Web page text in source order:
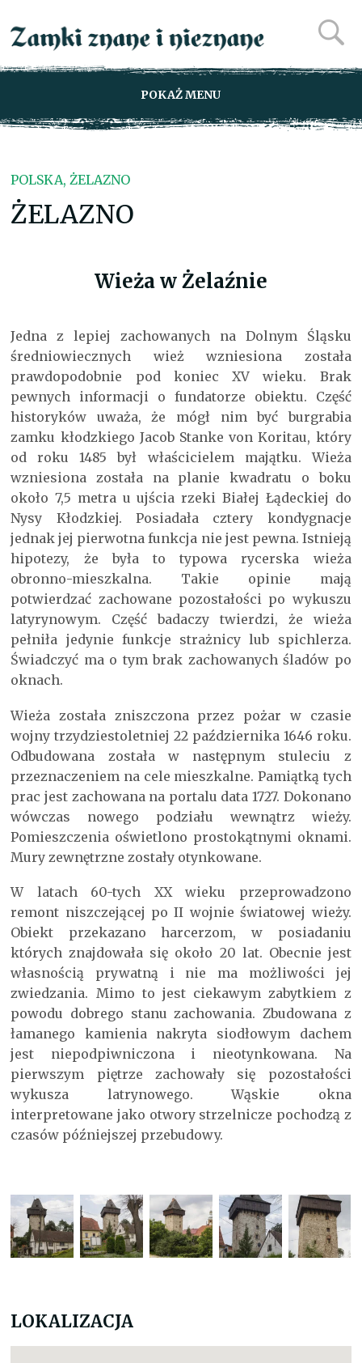
POKAŻ MENU
POLSKA, ŻELAZNO
ŻELAZNO
Wieża w Żelaźnie
Jedna z lepiej zachowanych na Dolnym Śląsku
średniowiecznych wież wzniesiona została
prawdopodobnie pod koniec XV wieku. Brak
pewnych informacji o fundatorze obiektu. Część
historyków uważa, że mógł nim być burgrabia
zamku kłodzkiego Jacob Stanke von Koritau, który
od roku 1485 był właścicielem majątku. Wieża
wzniesiona została na planie kwadratu o boku
około 7,5 metra u ujścia rzeki Białej Łądeckiej do
Nysy Kłodzkiej. Posiadała cztery kondygnacje
jednak jej pierwotna funkcja nie jest pewna. Istnieją
hipotezy, że była to typowa rycerska wieża
obronno-mieszkalna. Takie opinie mają
potwierdzać zachowane pozostałości po wykuszu
latyrynowym. Część badaczy twierdzi, że wieża
pełniła jedynie funkcje strażnicy lub spichlerza.
Świadczyć ma o tym brak zachowanych śladów po
oknach.
Wieża została zniszczona przez pożar w czasie
wojny trzydziestoletniej 22 października 1646 roku.
Odbudowana została w następnym stuleciu z
przeznaczeniem na cele mieszkalne. Pamiątką tych
prac jest zachowana na portalu data 1727. Dokonano
wówczas nowego podziału wewnątrz wieży.
Pomieszczenia oświetlono prostokątnymi oknami.
Mury zewnętrzne zostały otynkowane.
W latach 60-tych XX wieku przeprowadzono
remont niszczejącej po II wojnie światowej wieży.
Obiekt przekazano harcerzom, w posiadaniu
których znajdowała się około 20 lat. Obecnie jest
własnością prywatną i nie ma możliwości jej
zwiedzania. Mimo to jest ciekawym zabytkiem z
powodu dobrego stanu zachowania. Zbudowana z
łamanego kamienia nakryta siodłowym dachem
jest niepodpiwniczona i nieotynkowana. Na
pierwszym piętrze zachowały się pozostałości
wykusza latrynowego. Wąskie okna
interpretowane jako otwory strzelnicze pochodzą z
czasów późniejszej przebudowy.
LOKALIZACJA